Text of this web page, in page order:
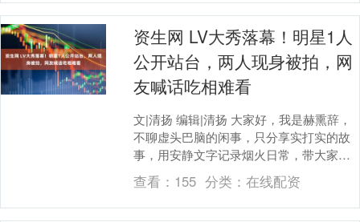
资生网 LV大秀落幕！明星1人
公开站台，两人现身被拍，网
友喊话吃相难看
文|清扬 编辑|清扬 大家好，我是赫熏辞，
不聊虚头巴脑的闲事，只分享实打实的故
事，用安静文字记录烟火日常，带大家感
受人间冷暖。 2026年7月25号，LV在上
海....
查看： 155 分类： 在线配资